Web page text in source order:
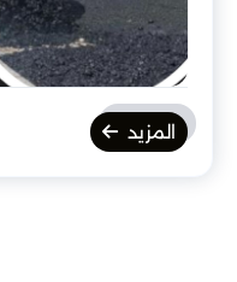
المزيد